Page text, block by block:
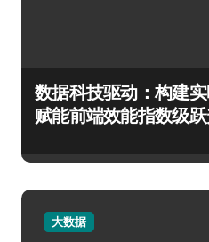
数据科技驱动：构建实
赋能前端效能指数级
大数据